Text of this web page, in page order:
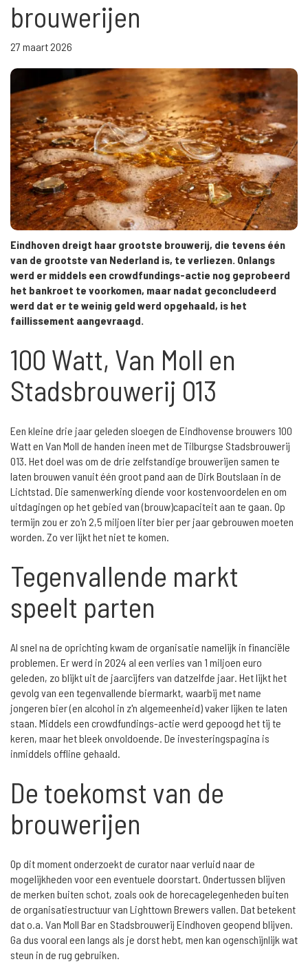
brouwerijen
27 maart 2026
Eindhoven dreigt haar grootste brouwerij, die tevens één
van de grootste van Nederland is, te verliezen. Onlangs
werd er middels een crowdfundings-actie nog geprobeerd
het bankroet te voorkomen, maar nadat geconcludeerd
werd dat er te weinig geld werd opgehaald, is het
faillissement aangevraagd.
100 Watt, Van Moll en
Stadsbrouwerij 013
Een kleine drie jaar geleden sloegen de Eindhovense brouwers 100
Watt en Van Moll de handen ineen met de Tilburgse Stadsbrouwerij
013. Het doel was om de drie zelfstandige brouwerijen samen te
laten brouwen vanuit één groot pand aan de Dirk Boutslaan in de
Lichtstad. Die samenwerking diende voor kostenvoordelen en om
uitdagingen op het gebied van (brouw)capaciteit aan te gaan. Op
termijn zou er zo'n 2,5 miljoen liter bier per jaar gebrouwen moeten
worden. Zo ver lijkt het niet te komen.
Tegenvallende markt
speelt parten
Al snel na de oprichting kwam de organisatie namelijk in financiële
problemen. Er werd in 2024 al een verlies van 1 miljoen euro
geleden, zo blijkt uit de jaarcijfers van datzelfde jaar. Het lijkt het
gevolg van een tegenvallende biermarkt, waarbij met name
jongeren bier (en alcohol in z'n algemeenheid) vaker lijken te laten
staan. Middels een crowdfundings-actie werd gepoogd het tij te
keren, maar het bleek onvoldoende. De investeringspagina is
inmiddels offline gehaald.
De toekomst van de
brouwerijen
Op dit moment onderzoekt de curator naar verluid naar de
mogelijkheden voor een eventuele doorstart. Ondertussen blijven
de merken buiten schot, zoals ook de horecagelegenheden buiten
de organisatiestructuur van Lighttown Brewers vallen. Dat betekent
dat o.a. Van Moll Bar en Stadsbrouwerij Eindhoven geopend blijven.
Ga dus vooral een langs als je dorst hebt, men kan ogenschijnlijk wat
steun in de rug gebruiken.